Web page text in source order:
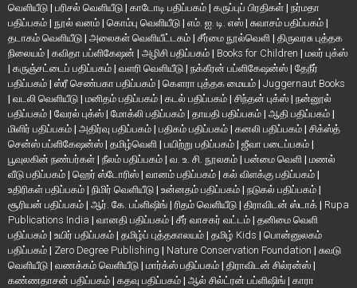
வெளியீடு | பரிசல் வெளியீடு | காடோடி பதிப்பகம் | கருப்புப் பிரதிகள் | நர்மதா
பதிப்பகம் | நூல் வனம் | கொம்பு வெளியீடு | எம். ஐ. டி. எஸ் | சுவாசம் பதிப்பகம் |
தடாகம் வெளியீடு | அலைகள் வெளியீட்டகம் | சீர்மை நூல்வெளி | திருவரசு புத்தக
நிலையம் | கவிதா பப்ளிகேஷன் | அழிசி பதிப்பகம் | Books for Children | மலர் புக்ஸ்
| கருஞ்சட்டைப் பதிப்பகம் | வளரி வெளியீடு | நக்கீரன் பப்ளிகேஷன்ஸ் | தேநீர்
பதிப்பகம் | ஸ்ரீ செண்பகா பதிப்பகம் | கௌரா புத்தக மையம் | Juggernaut Books
| வடலி வெளியீடு | மனிதம் பதிப்பகம் | கடல் பதிப்பகம் | சிந்தன் புக்ஸ் | நன்னூல்
பதிப்பகம் | வேரல் புக்ஸ் | மோக்லி பதிப்பகம் | தாயதி பதிப்பகம் | ஆதி பதிப்பகம் |
மிளிர் பதிப்பகம் | அதிர்வு பதிப்பகம் | பதிகம் பதிப்பகம் | கனலி பதிப்பகம் | சிக்ஸ்த்
சென்ஸ் பப்ளிகேஷன்ஸ் | தமிழ்வெளி | பயிற்று பதிப்பகம் | ஜீவா படைப்பகம் |
பூவுலகின் நண்பர்கள் | நீலம் பதிப்பகம் | வ. உ. சி. நூலகம் | பன்மை வெளி | மணல்
வீடு பதிப்பகம் | ஹெர் ஸ்டோரிஸ் | வானம் பதிப்பகம் | கல் விளக்கு பதிப்பகம் |
உதிரிகள் பதிப்பகம் | நிமிர் வெளியீடு | உன்னதம் பதிப்பகம் | நடுகல் பதிப்பகம் |
சூரியன் பதிப்பகம் | ஆர். கே. பப்ளிஷிங் | ரிதம் வெளியீடு | திராவிடன் ஸ்டாக் | Rupa
Publications India | வானதி பதிப்பகம் | சீர் வாசகர் வட்டம் | தனிமை வெளி
பதிப்பகம் | உயிர் பதிப்பகம் | தமிழ்ப் புத்தகாலயம் | தமிழ் Kids | பொன்னுலகம்
பதிப்பகம் | Zero Degree Publishing | Nature Conservation Foundation | சுவடு
வெளியீடு | வணக்கம் வெளியீடு | மார்க்ஸ் பதிப்பகம் | திராவிடன் சில்ரன்ஸ் |
கண்ணதாசன் பதிப்பகம் | கதவு பதிப்பகம் | ஆல் சில்ட்ரன் பப்ளிஷிங் | காரா